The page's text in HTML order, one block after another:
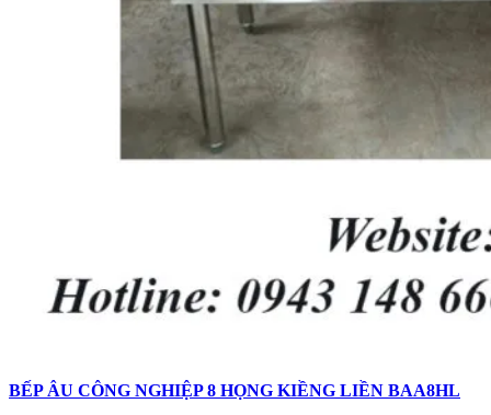
BẾP ÂU CÔNG NGHIỆP 8 HỌNG KIỀNG LIỀN BAA8HL